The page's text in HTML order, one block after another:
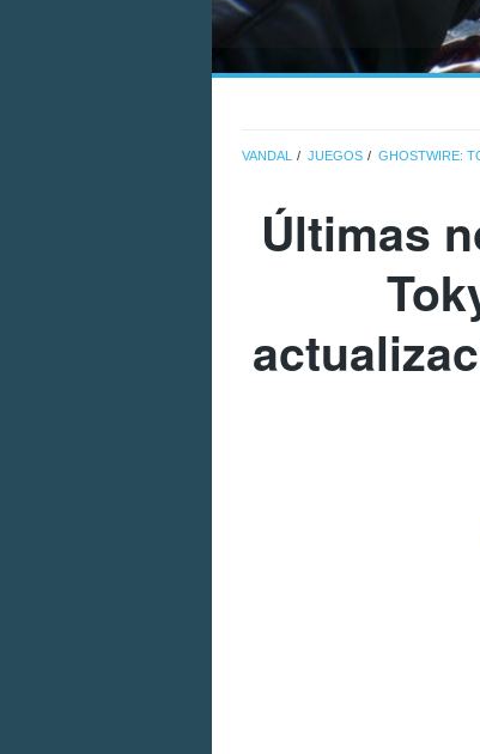
VANDAL JUEGOS GHOSTWIRE:
Últimas